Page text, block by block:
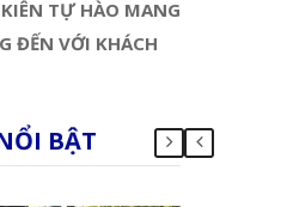
TỰ HÀO MANG
ĐẾN VỚI KHÁCH
BẬT